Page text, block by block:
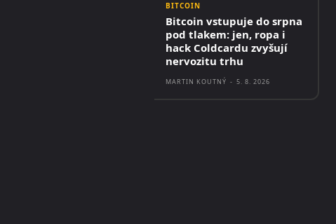
BITCOIN
Bitcoin vstupuje do srpna
pod tlakem: jen, ropa i
hack Coldcardu zvyšují
nervozitu trhu
MARTIN KOUTNÝ - 5. 8. 2026